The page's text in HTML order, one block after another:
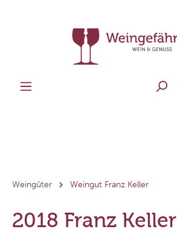
Weingüter Weingut Franz Keller
2018 Franz Keller